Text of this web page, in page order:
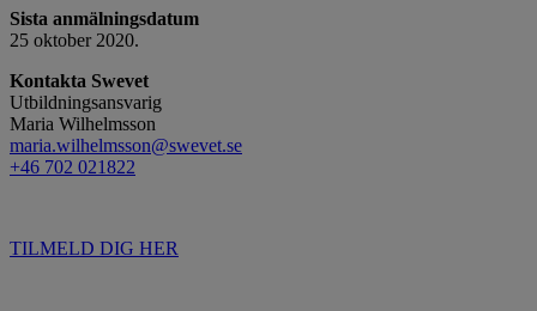
Sista anmälningsdatum
25 oktober 2020.
Kontakta Swevet
Utbildningsansvarig
Maria Wilhelmsson
maria.wilhelmsson@swevet.se
+46 702 021822
TILMELD DIG HER